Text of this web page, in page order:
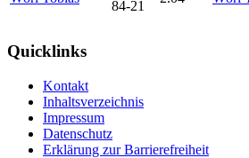
84-21
Quicklinks
Kontakt
Inhaltsverzeichnis
Impressum
Datenschutz
Erklärung zur Barrierefreiheit